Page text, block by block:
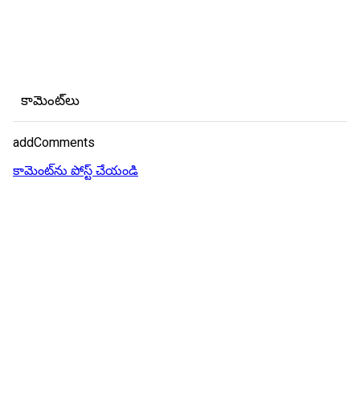
కామెంట్‌లు
addComments
కామెంట్‌ను పోస్ట్ చేయండి